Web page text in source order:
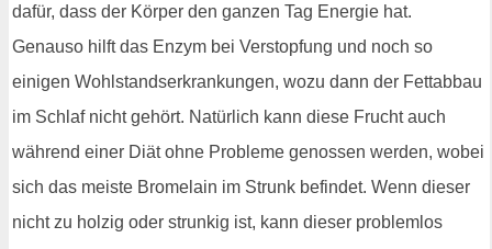
dafür, dass der Körper den ganzen Tag Energie hat.
Genauso hilft das Enzym bei Verstopfung und noch so
einigen Wohlstandserkrankungen, wozu dann der Fettabbau
im Schlaf nicht gehört. Natürlich kann diese Frucht auch
während einer Diät ohne Probleme genossen werden, wobei
sich das meiste Bromelain im Strunk befindet. Wenn dieser
nicht zu holzig oder strunkig ist, kann dieser problemlos